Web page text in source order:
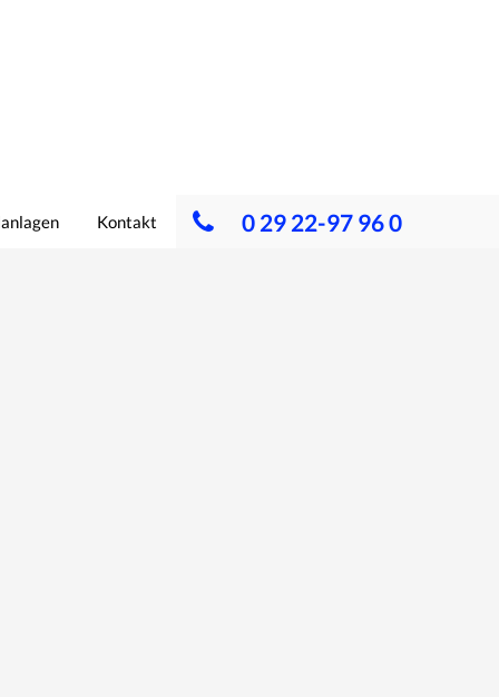
0 29 22-97 96 0
Kontakt